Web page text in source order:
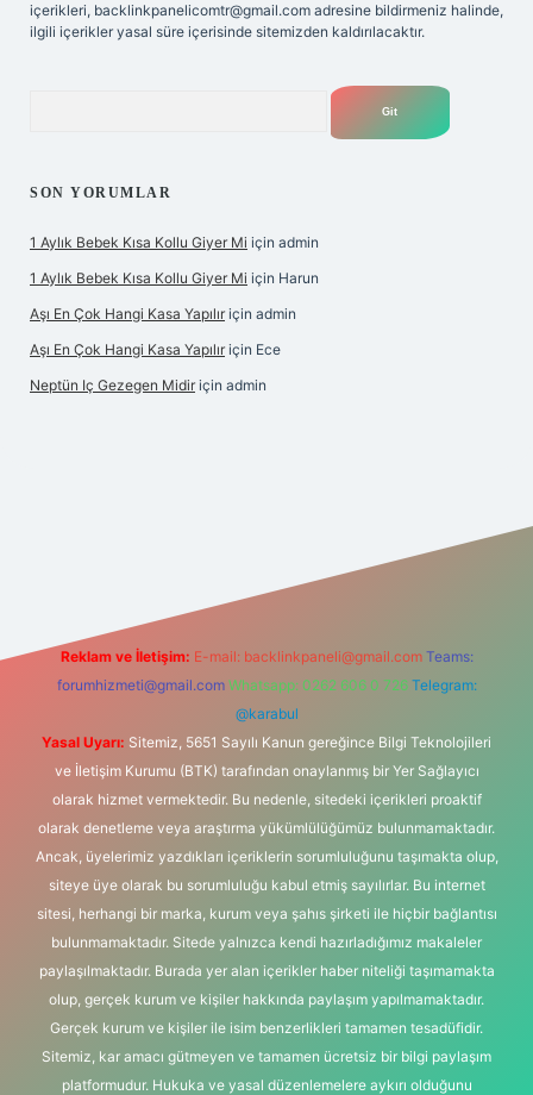
içerikleri, backlinkpanelicomtr@gmail.com adresine bildirmeniz halinde,
ilgili içerikler yasal süre içerisinde sitemizden kaldırılacaktır.
SON YORUMLAR
1 Aylık Bebek Kısa Kollu Giyer Mi için admin
1 Aylık Bebek Kısa Kollu Giyer Mi için Harun
Aşı En Çok Hangi Kasa Yapılır için admin
Aşı En Çok Hangi Kasa Yapılır için Ece
Neptün Iç Gezegen Midir için admin
elexbet en iyi bahis sitesi
Reklam ve İletişim: E-mail: backlinkpaneli@gmail.com Teams:
forumhizmeti@gmail.com Whatsapp: 0262 606 0 726 Telegram:
@karabul
Yasal Uyarı: Sitemiz, 5651 Sayılı Kanun gereğince Bilgi Teknolojileri
ve İletişim Kurumu (BTK) tarafından onaylanmış bir Yer Sağlayıcı
olarak hizmet vermektedir. Bu nedenle, sitedeki içerikleri proaktif
olarak denetleme veya araştırma yükümlülüğümüz bulunmamaktadır.
Ancak, üyelerimiz yazdıkları içeriklerin sorumluluğunu taşımakta olup,
siteye üye olarak bu sorumluluğu kabul etmiş sayılırlar. Bu internet
sitesi, herhangi bir marka, kurum veya şahıs şirketi ile hiçbir bağlantısı
bulunmamaktadır. Sitede yalnızca kendi hazırladığımız makaleler
paylaşılmaktadır. Burada yer alan içerikler haber niteliği taşımamakta
olup, gerçek kurum ve kişiler hakkında paylaşım yapılmamaktadır.
Gerçek kurum ve kişiler ile isim benzerlikleri tamamen tesadüfidir.
Sitemiz, kar amacı gütmeyen ve tamamen ücretsiz bir bilgi paylaşım
platformudur. Hukuka ve yasal düzenlemelere aykırı olduğunu